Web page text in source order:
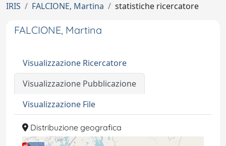
IRIS FALCIONE, Martina statistiche ricercatore
FALCIONE, Martina
Visualizzazione Ricercatore
Visualizzazione Pubblicazione
Visualizzazione File
Distribuzione geografica